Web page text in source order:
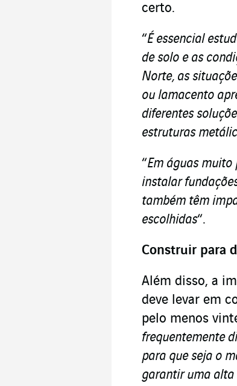
certo.
“É essencial
de solo e as
Norte, as
ou lamacento
diferentes
estruturas
“Em águas muito
instalar
também têm
escolhidas“.
Construir para
Além disso, a
deve levar em
pelo menos
frequentemente
para que seja o
garantir uma alta